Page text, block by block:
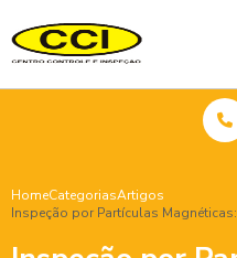
HomeCategoriasArtigos
Inspeção por Partículas